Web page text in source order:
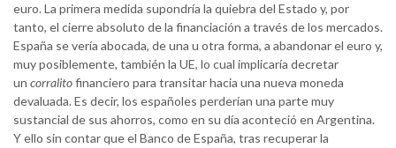
euro. La primera medida supondría la quiebra del Estado y, por
tanto, el cierre absoluto de la financiación a través de los mercados.
España se vería abocada, de una u otra forma, a abandonar el euro y,
muy posiblemente, también la UE, lo cual implicaría decretar
un corralitofinanciero para transitar hacia una nueva moneda
devaluada. Es decir, los españoles perderían una parte muy
sustancial de sus ahorros, como en su día aconteció en Argentina.
Y ello sin contar que el Banco de España, tras recuperar la